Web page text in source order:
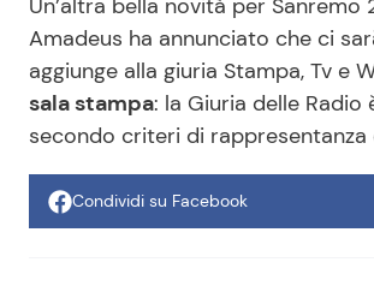
Un’altra bella novità per
Amadeus ha annunciato che ci
aggiunge alla giuria Stampa, Tv e
sala stampa: la Giuria delle
secondo criteri di
Condividi su Facebook